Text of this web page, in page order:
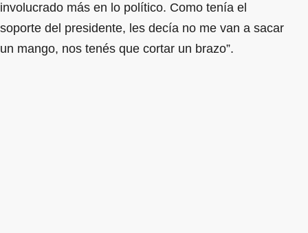
involucrado más en lo político. Como tenía el
soporte del presidente, les decía no me van a sacar
un mango, nos tenés que cortar un brazo”.